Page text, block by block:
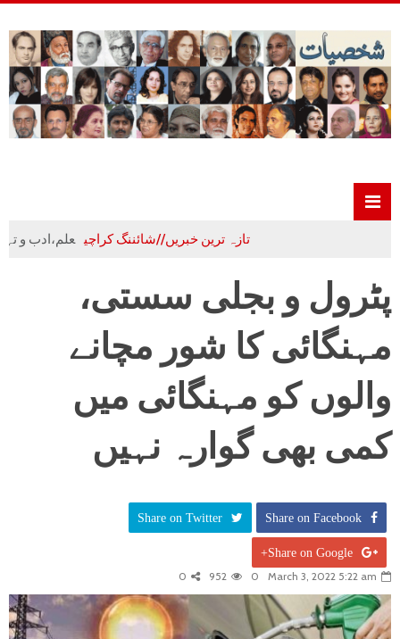
تازہ ترین خبریں//شائننگ کراچی علم،ادب و تہذیب
پٹرول و بجلی سستی،
مہنگائی کا شور مچانے
والوں کو مہنگائی میں
کمی بھی گوارہ نہیں
Share on Facebook
Share on Twitter
Share on Google+
March 3, 2022 5:22 am
0
952
0